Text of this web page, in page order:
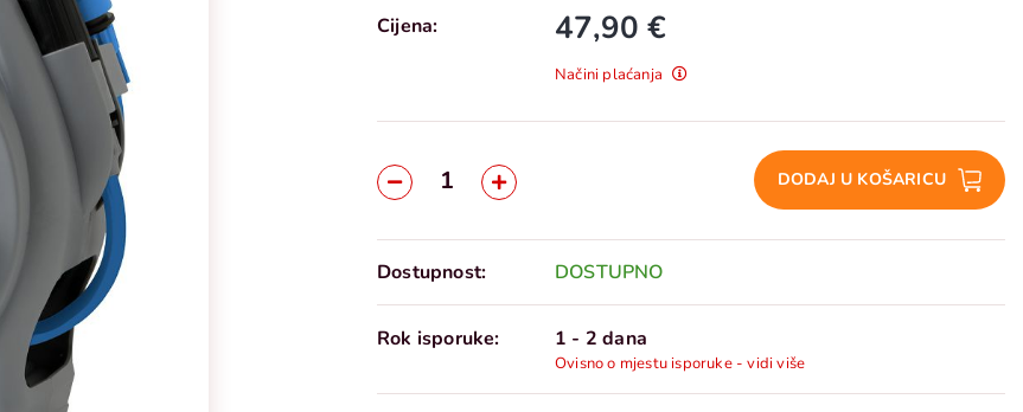
Cijena: 47,90 €
Načini plaćanja
DODAJ U KOŠARICU
Dostupnost: DOSTUPNO
Rok isporuke: 1 - 2 dana
Ovisno o mjestu isporuke - vidi više